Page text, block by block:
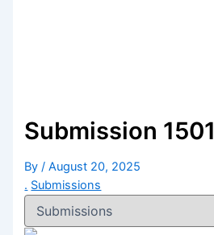
Submission 1501
By/August 20, 2025
. Submissions